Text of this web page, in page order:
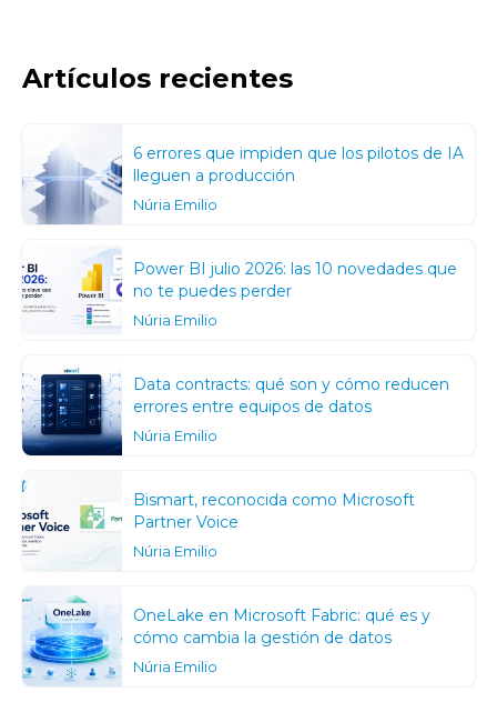
Artículos recientes
6 errores que impiden que los pilotos de IA
lleguen a producción
Núria Emilio
Power BI julio 2026: las 10 novedades que
no te puedes perder
Núria Emilio
Data contracts: qué son y cómo reducen
errores entre equipos de datos
Núria Emilio
Bismart, reconocida como Microsoft
Partner Voice
Núria Emilio
OneLake en Microsoft Fabric: qué es y
cómo cambia la gestión de datos
Núria Emilio